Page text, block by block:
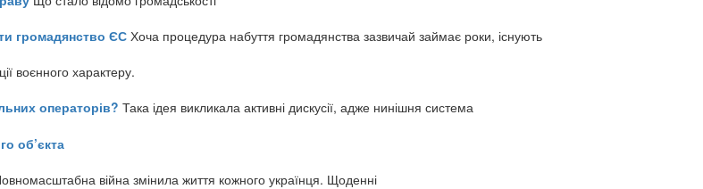
громадянство ЄС Хоча процедура набуття громадянства зазвичай займає роки, існують
воєнного характеру.
операторів? Така ідея викликала активні дискусії, адже нинішня система
об’єкта
війна змінила життя кожного українця. Щоденні